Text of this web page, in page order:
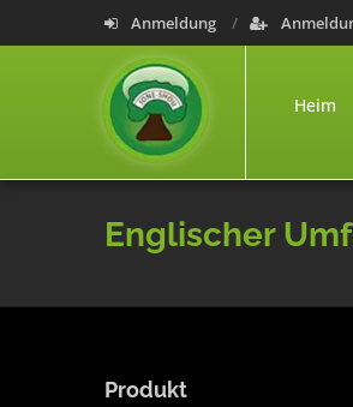
Anmeldung
Heim
Englischer
Produkt